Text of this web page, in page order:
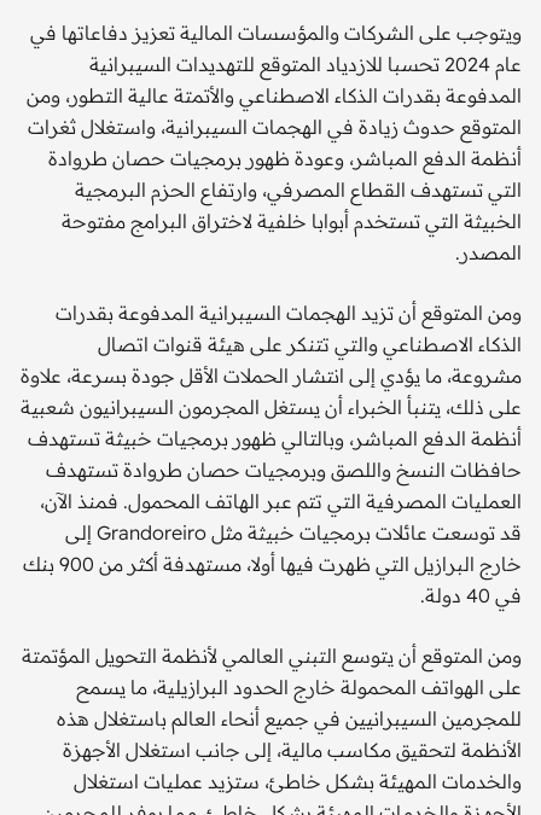
ويتوجب على الشركات والمؤسسات المالية تعزيز دفاعاتها في
عام 2024 تحسبا للازدياد المتوقع للتهديدات السيبرانية
المدفوعة بقدرات الذكاء الاصطناعي والأتمتة عالية التطور، ومن
المتوقع حدوث زيادة في الهجمات السيبرانية، واستغلال ثغرات
أنظمة الدفع المباشر، وعودة ظهور برمجيات حصان طروادة
التي تستهدف القطاع المصرفي، وارتفاع الحزم البرمجية
الخبيثة التي تستخدم أبوابا خلفية لاختراق البرامج مفتوحة
المصدر.
ومن المتوقع أن تزيد الهجمات السيبرانية المدفوعة بقدرات
الذكاء الاصطناعي والتي تتنكر على هيئة قنوات اتصال
مشروعة، ما يؤدي إلى انتشار الحملات الأقل جودة بسرعة، علاوة
على ذلك، يتنبأ الخبراء أن يستغل المجرمون السيبرانيون شعبية
أنظمة الدفع المباشر، وبالتالي ظهور برمجيات خبيثة تستهدف
حافظات النسخ واللصق وبرمجيات حصان طروادة تستهدف
العمليات المصرفية التي تتم عبر الهاتف المحمول. فمنذ الآن،
قد توسعت عائلات برمجيات خبيثة مثل Grandoreiro إلى
خارج البرازيل التي ظهرت فيها أولا، مستهدفة أكثر من 900 بنك
في 40 دولة.
ومن المتوقع أن يتوسع التبني العالمي لأنظمة التحويل المؤتمتة
على الهواتف المحمولة خارج الحدود البرازيلية، ما يسمح
للمجرمين السيبرانيين في جميع أنحاء العالم باستغلال هذه
الأنظمة لتحقيق مكاسب مالية، إلى جانب استغلال الأجهزة
والخدمات المهيئة بشكل خاطئ، ستزيد عمليات استغلال